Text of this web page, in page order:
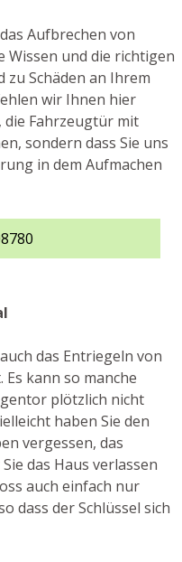
Aufbrechen von
und die richtigen
Schäden an Ihrem
wir Ihnen hier
die Fahrzeugtür mit
sondern dass Sie uns
in dem Aufmachen
das Entriegeln von
kann so manche
plötzlich nicht
haben Sie den
vergessen, das
das Haus verlassen
auch einfach nur
dass der Schlüssel sich